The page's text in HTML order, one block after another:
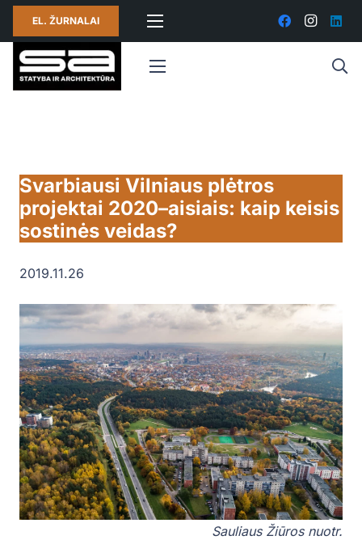
EL. ŽURNALAI
Svarbiausi Vilniaus plėtros
projektai 2020–aisiais: kaip keisis
sostinės veidas?
2019.11.26
Sauliaus Žiūros nuotr.